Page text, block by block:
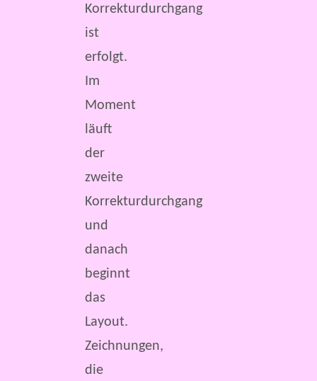
Korrekturdurchgang
ist
erfolgt.
Im
Moment
läuft
der
zweite
Korrekturdurchgang
und
danach
beginnt
das
Layout.
Zeichnungen,
die